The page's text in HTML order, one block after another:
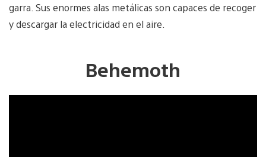
garra. Sus enormes alas metálicas son capaces de recoger
y descargar la electricidad en el aire.
Behemoth